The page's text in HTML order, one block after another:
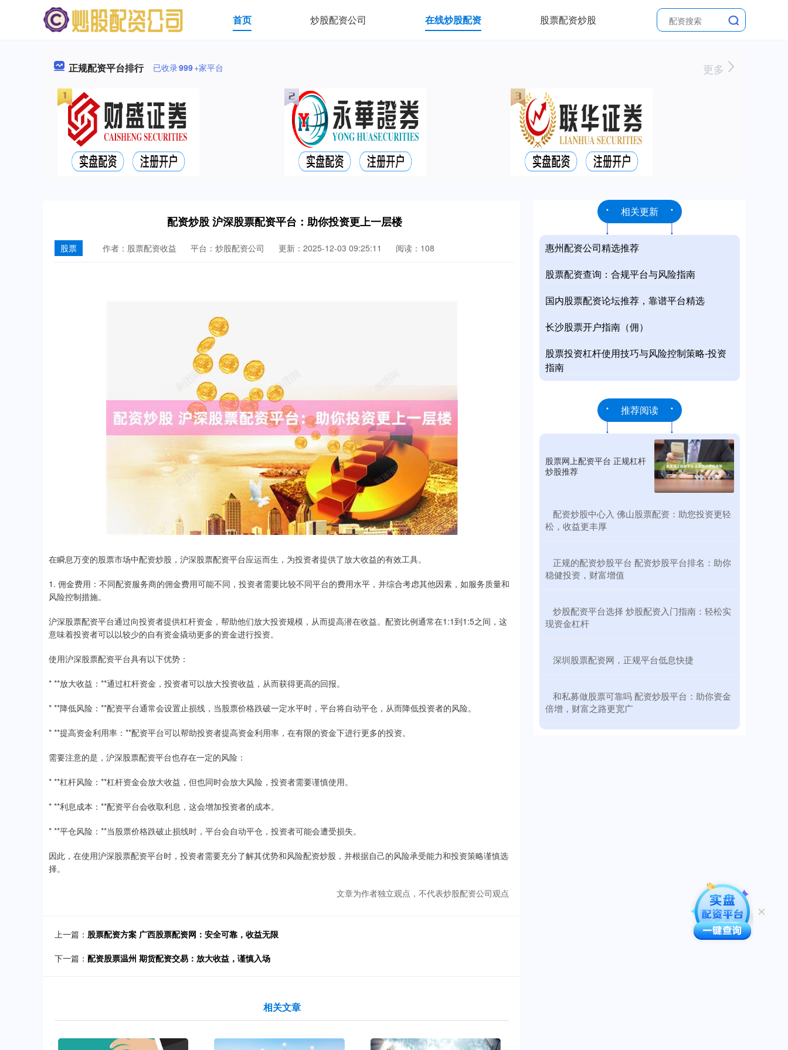
首页 炒股配资公司 在线炒股配资 股票配资炒股
正规配资平台排行 已收录999+家平台 更多
配资炒股 沪深股票配资平台：助你投资更上一层楼
股票 作者：股票配资收益 平台：炒股配资公司 更新：2025-12-03 09:25:11 阅读：108
在瞬息万变的股票市场中配资炒股，沪深股票配资平台应运而生，为投资者提供了放大收益的有效工具。
1. 佣金费用：不同配资服务商的佣金费用可能不同，投资者需要比较不同平台的费用水平，并综合考虑其他因素，如服务质量和
风险控制措施。
沪深股票配资平台通过向投资者提供杠杆资金，帮助他们放大投资规模，从而提高潜在收益。配资比例通常在1:1到1:5之间，这
意味着投资者可以以较少的自有资金撬动更多的资金进行投资。
使用沪深股票配资平台具有以下优势：
* **放大收益：**通过杠杆资金，投资者可以放大投资收益，从而获得更高的回报。
* **降低风险：**配资平台通常会设置止损线，当股票价格跌破一定水平时，平台将自动平仓，从而降低投资者的风险。
* **提高资金利用率：**配资平台可以帮助投资者提高资金利用率，在有限的资金下进行更多的投资。
需要注意的是，沪深股票配资平台也存在一定的风险：
* **杠杆风险：**杠杆资金会放大收益，但也同时会放大风险，投资者需要谨慎使用。
* **利息成本：**配资平台会收取利息，这会增加投资者的成本。
* **平仓风险：**当股票价格跌破止损线时，平台会自动平仓，投资者可能会遭受损失。
因此，在使用沪深股票配资平台时，投资者需要充分了解其优势和风险配资炒股，并根据自己的风险承受能力和投资策略谨慎选
择。
文章为作者独立观点，不代表炒股配资公司观点
上一篇： 股票配资方案 广西股票配资网：安全可靠，收益无限
下一篇： 配资股票温州 期货配资交易：放大收益，谨慎入场
相关文章
相关更新
惠州配资公司精选推荐
股票配资查询：合规平台与风险指南
国内股票配资论坛推荐，靠谱平台精选
长沙股票开户指南（佣）
股票投资杠杆使用技巧与风险控制策略-投资
指南
推荐阅读
股票网上配资平台 正规杠杆
炒股推荐
​配资炒股中心入 佛山股票配资：助您投资更轻
松，收益更丰厚
​正规的配资炒股平台 配资炒股平台排名：助你
稳健投资，财富增值
​炒股配资平台选择 炒股配资入门指南：轻松实
现资金杠杆
​深圳股票配资网，正规平台低息快捷
​和私募做股票可靠吗 配资炒股平台：助你资金
倍增，财富之路更宽广